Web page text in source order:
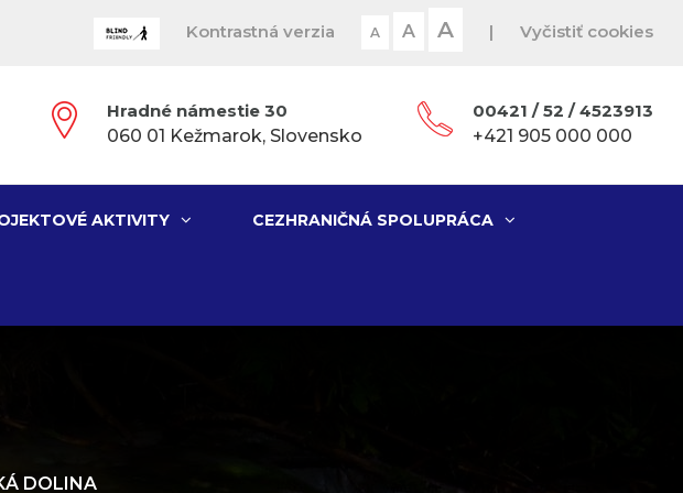
Kontrastná verzia A A A | Vyčistiť cookies
Hradné námestie 30
060 01 Kežmarok, Slovensko
00421 / 52 / 4523913
+421 905 000 000
AKTIVITY CEZHRANIČNÁ SPOLUPRÁCA
DOLINA